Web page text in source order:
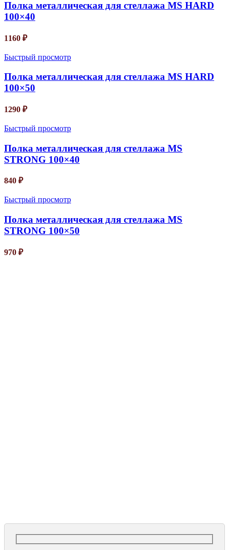
Полка металлическая для стеллажа MS HARD
100×40
1160 ₽
Быстрый просмотр
Полка металлическая для стеллажа MS HARD
100×50
1290 ₽
Быстрый просмотр
Полка металлическая для стеллажа MS
STRONG 100×40
840 ₽
Быстрый просмотр
Полка металлическая для стеллажа MS
STRONG 100×50
970 ₽